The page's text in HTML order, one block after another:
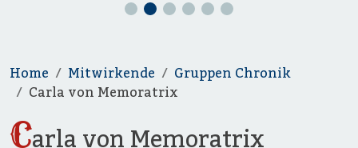
Home Mitwirkende
Gruppen Chronik
Carla von Memoratrix
Carla von Memoratrix